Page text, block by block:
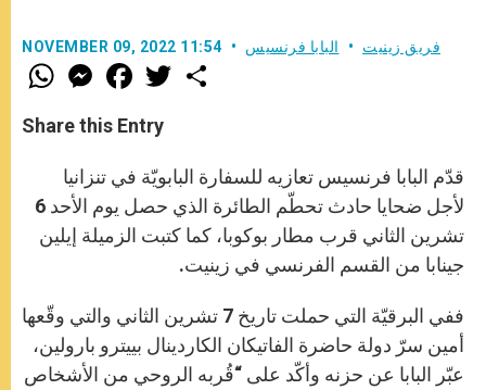
NOVEMBER 09, 2022 11:54 فريق زينيت البابا فرنسيس
W
h
t
s
p
p
M
e
s
e
g
e
r
F
a
e
b
o
k
w
r
Share this Entry
قدّم البابا فرنسيس تعازيه للسفارة البابويّة في تنزانيا
لأجل ضحايا حادث تحطّم الطائرة الذي حصل يوم الأحد 6
تشرين الثاني قرب مطار بوكوبا، كما كتبت الزميلة إيلين
جينابا من القسم الفرنسي في زينيت.
ففي البرقيّة التي حملت تاريخ 7 تشرين الثاني والتي وقّعها
أمين سرّ دولة حاضرة الفاتيكان الكاردينال بييترو بارولين،
عبّر البابا عن حزنه وأكّد على “قُربه الروحي من الأشخاص